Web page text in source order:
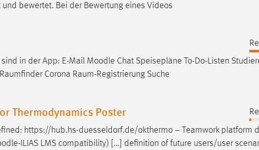
bewertet. Bei der Bewertung eines Videos
in der App: E-Mail Moodle Chat Speisepläne To-Do-Listen
Corona Raum-Registrierung Suche
Thermodynamics Poster
https://hub.hs-duesseldorf.de/okthermo − Teamwork platform
-ILIAS LMS compatibility) [...] definition of future users/user